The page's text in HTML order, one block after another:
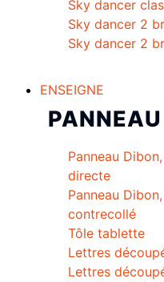
Sky dancer
Sky dancer 2
Sky dancer 2
ENSEIGNE
PANNEAU
Panneau
directe
Panneau
contrecollé
Tôle tablette
Lettres
Lettres